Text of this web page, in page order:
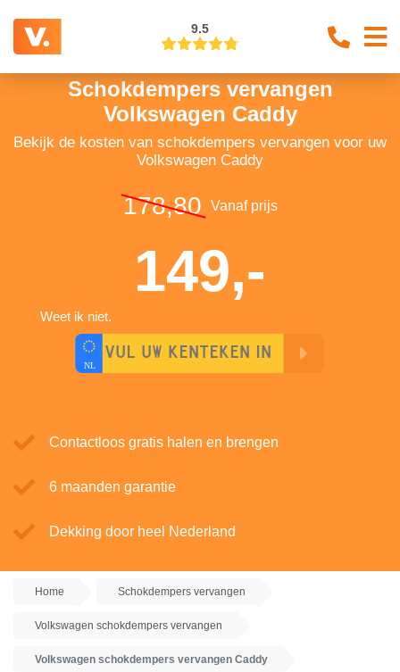
9.5
Schokdempers vervangen
Volkswagen Caddy
Bekijk de kosten van schokdempers vervangen voor uw
Volkswagen Caddy
178,80 Vanaf prijs
149,-
Weet ik niet.
Contactloos gratis halen en brengen
6 maanden garantie
Dekking door heel Nederland
Home Schokdempers vervangen
Volkswagen schokdempers vervangen
Volkswagen schokdempers vervangen Caddy